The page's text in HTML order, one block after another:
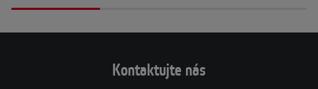
Kontaktujte nás